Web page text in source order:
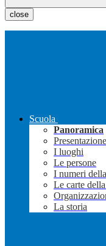
close
Scuola
Panoramica
Presentazione
I luoghi
Le persone
I numeri
Le carte
La storia